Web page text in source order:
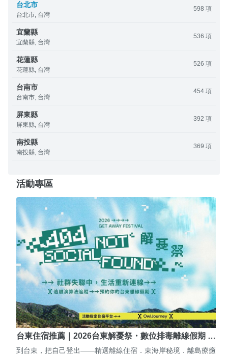
台北市
台北市, 台灣
598 項
宜蘭縣
宜蘭縣, 台灣
536 項
花蓮縣
花蓮縣, 台灣
526 項
台南市
台南市, 台灣
454 項
屏東縣
屏東縣, 台灣
392 項
南投縣
南投縣, 台灣
369 項
活動專區
台東住宿推薦｜2026台東解憂祭・數位排毒離線假期 …
到台東，把自己登出——精選離線住宿．東海岸秘境．離島療癒